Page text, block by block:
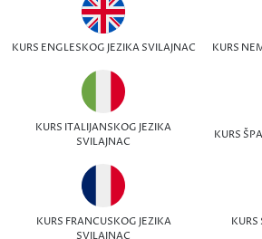
KURS ENGLESKOG JEZIKA SVILAJNAC KURS
KURS ITALIJANSKOG JEZIKA
SVILAJNAC
KURS
KURS FRANCUSKOG JEZIKA
SVILAJNAC